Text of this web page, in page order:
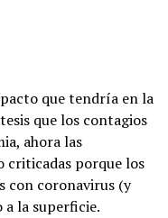
que tendría en la
que los contagios
ahora las
criticadas porque los
con coronavirus (y
a la superficie.